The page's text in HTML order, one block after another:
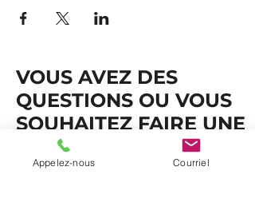
VOUS AVEZ DES
QUESTIONS OU VOUS
SOUHAITEZ FAIRE UNE
RÉSERVATION?
ÉCRIVEZ-NOUS!
Appelez-nous Courriel